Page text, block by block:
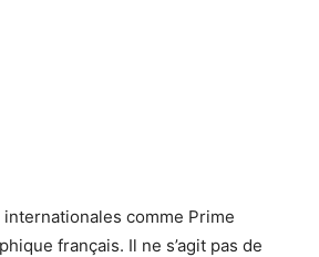
comme Prime
français. Il ne s’agit pas de